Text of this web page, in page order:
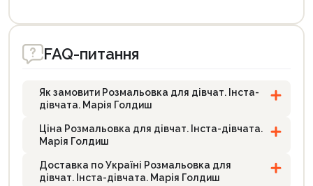
FAQ-питання
Як замовити Розмальовка для дівчат. Інста-
дівчата. Марія Голдиш
Ціна Розмальовка для дівчат. Інста-дівчата.
Марія Голдиш
Доставка по Україні Розмальовка для
дівчат. Інста-дівчата. Марія Голдиш